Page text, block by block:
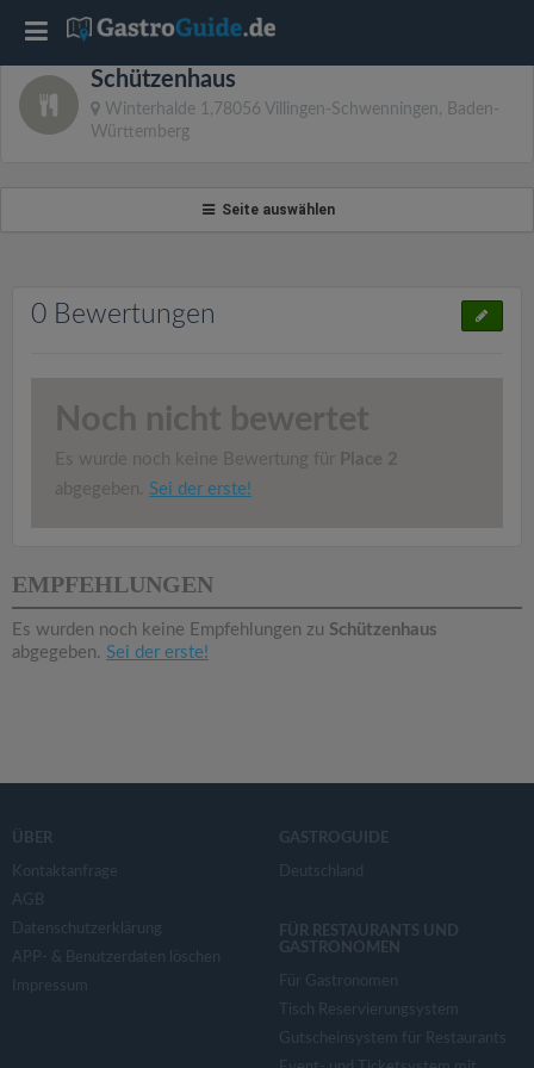
Schützenhaus
Winterhalde 1,78056 Villingen-Schwenningen, Baden-
Württemberg
Seite auswählen
0 Bewertungen
Noch nicht bewertet
Es wurde noch keine Bewertung für Place 2
abgegeben. Sei der erste!
EMPFEHLUNGEN
Es wurden noch keine Empfehlungen zu Schützenhaus
abgegeben. Sei der erste!
ÜBER
Kontaktanfrage
AGB
Datenschutzerklärung
APP- & Benutzerdaten löschen
Impressum
GASTROGUIDE
Deutschland
FÜR RESTAURANTS UND
GASTRONOMEN
Für Gastronomen
Tisch Reservierungsystem
Gutscheinsystem für Restaurants
T
o
i
g
t